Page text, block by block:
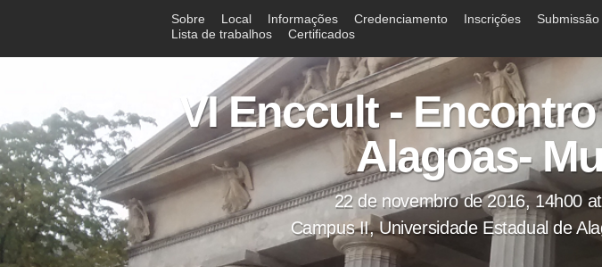
Sobre Local Informações Credenciamento Inscrições
Lista de trabalhos
Certificados
VI Enccult -
Alagoas-
22 de novembro de 2016, 14h00
Campus II, Universidade Estadual de